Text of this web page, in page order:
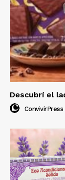
Descubrí el
ConvivirPress